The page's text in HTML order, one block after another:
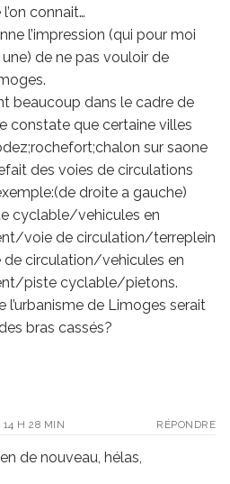
connait…
l’impression (qui pour moi
une) de ne pas vouloir de
beaucoup dans le cadre de
constate que certaine villes
sur saone
des voies de circulations
droite a gauche)
cyclable/vehicules en
voie de circulation/terreplein
circulation/vehicules en
piste cyclable/pietons.
l’urbanisme de Limoges serait
bras cassés?
14 H 28 MIN RÉPONDRE
de nouveau, hélas,